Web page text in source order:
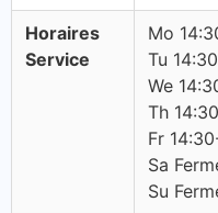
Horaires
Service
Mo
Tu
We
Th
Fr
Sa
Su